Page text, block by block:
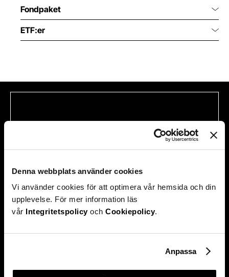
Denna webbplats använder cookies
Vi använder cookies för att optimera vår hemsida och din
upplevelse. För mer information läs
vår Integritetspolicy och Cookiepolicy.
Anpassa
Fondpaket
ETF:er
Hittade du inte svaret på din
fråga?